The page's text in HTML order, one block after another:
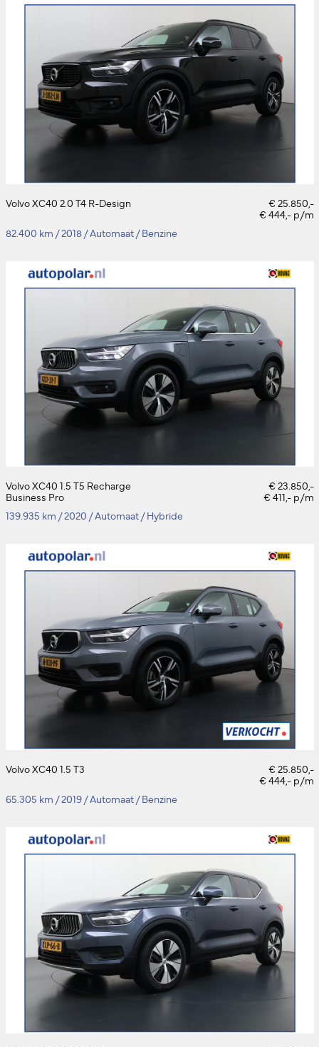
Volvo XC40 2.0 T4 R-Design
€ 25.850,-
€ 444,- p/m
82.400 km /2018 /Automaat /Benzine
Volvo XC40 1.5 T5 Recharge
Business Pro
€ 23.850,-
€ 411,- p/m
139.935 km /2020 /Automaat /Hybride
Volvo XC40 1.5 T3
€ 25.850,-
€ 444,- p/m
65.305 km /2019 /Automaat /Benzine